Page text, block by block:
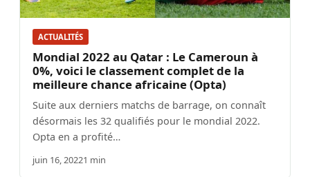
ACTUALITÉS
Mondial 2022 au Qatar : Le Cameroun à
0%, voici le classement complet de la
meilleure chance africaine (Opta)
Suite aux derniers matchs de barrage, on connaît
désormais les 32 qualifiés pour le mondial 2022.
Opta en a profité…
juin 16, 20221 min